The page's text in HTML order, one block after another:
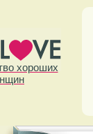
хороших